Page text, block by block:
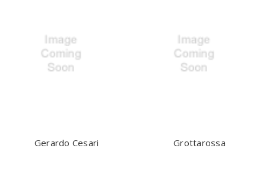
Gerardo Cesari Grottarossa